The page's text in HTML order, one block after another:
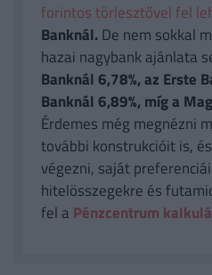
forintos törlesztővel fel
Banknál.De nem sokkal
hazai nagybank ajánlata
Banknál 6,78%, az Erste
Banknál 6,89%, míg a
Érdemes még megnézni
további konstrukcióit is,
végezni, saját
hitelösszegekre és
fel a Pénzcentrum